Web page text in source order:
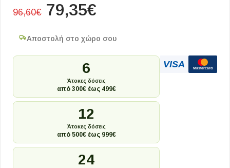
96,60€ 79,35€
Αποστολή στο χώρο σου
6
Άτοκες δόσεις
από 300€ έως 499€
12
Άτοκες δόσεις
από 500€ έως 999€
24
VISA Mastercard